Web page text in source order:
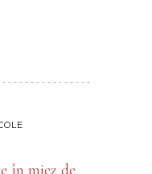
în miez de